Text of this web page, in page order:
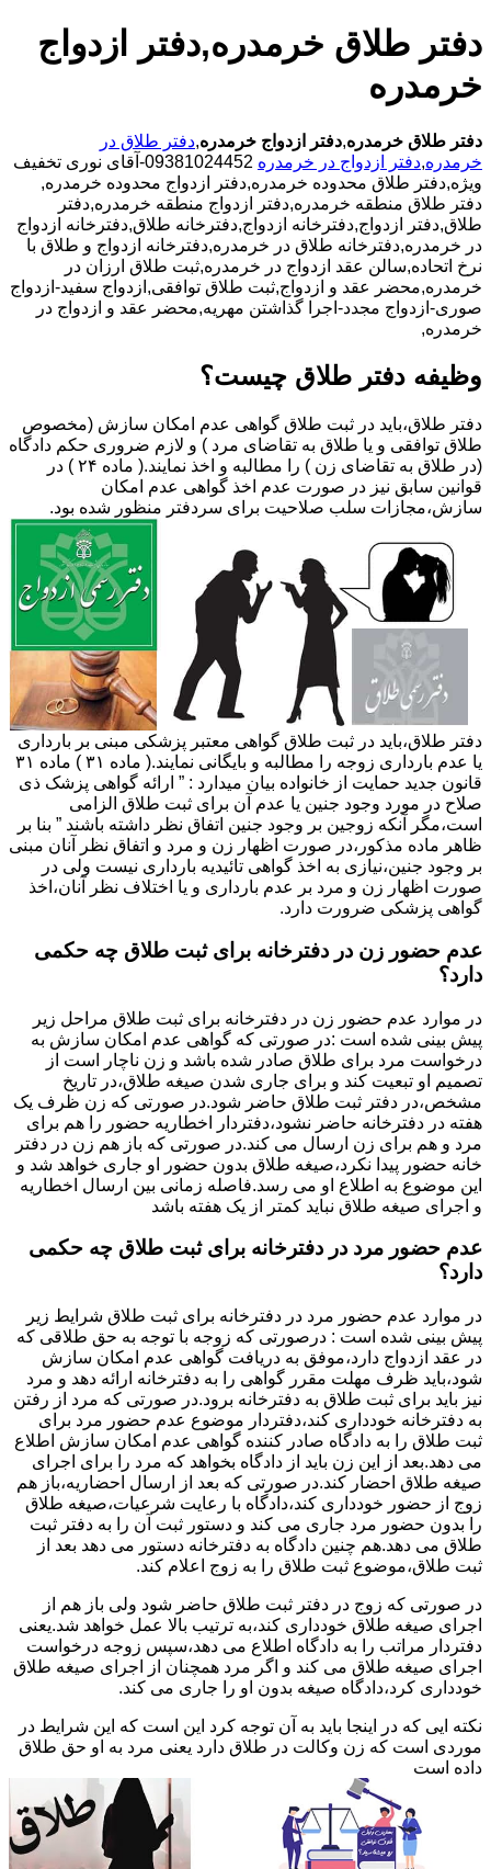
دفتر طلاق خرمدره,دفتر ازدواج
خرمدره
دفتر طلاق خرمدره,دفتر ازدواج خرمدره,دفتر طلاق در
خرمدره,دفتر ازدواج در خرمدره
09381024452-آقای نوری تخفیف
ویژه,دفتر طلاق محدوده خرمدره,دفتر ازدواج محدوده خرمدره,
دفتر طلاق منطقه خرمدره,دفتر ازدواج منطقه خرمدره,دفتر
طلاق,دفتر ازدواج,دفترخانه ازدواج,دفترخانه طلاق,دفترخانه ازدواج
در خرمدره,دفترخانه طلاق در خرمدره,دفترخانه ازدواج و طلاق با
نرخ اتحاده,سالن عقد ازدواج در خرمدره,ثبت طلاق ارزان در
خرمدره,محضر عقد و ازدواج,ثبت طلاق توافقی,ازدواج سفید-ازدواج
صوری-ازدواج مجدد-اجرا گذاشتن مهریه,محضر عقد و ازدواج در
خرمدره,
وظیفه دفتر طلاق چیست؟
دفتر طلاق،باید در ثبت طلاق گواهی عدم امکان سازش (مخصوص
طلاق توافقی و یا طلاق به تقاضای مرد ) و لازم ضروری حکم دادگاه
(در طلاق به تقاضای زن ) را مطالبه و اخذ نمایند.( ماده ۲۴ ) در
قوانین سابق نیز در صورت عدم اخذ گواهی عدم امکان
سازش،مجازات سلب صلاحیت برای سردفتر منظور شده بود.
دفتر طلاق،باید در ثبت طلاق گواهی معتبر پزشکی مبنی بر بارداری
یا عدم بارداری زوجه را مطالبه و بایگانی نمایند.( ماده ۳۱ ) ماده ۳۱
قانون جدید حمایت از خانواده بیان میدارد : ” ارائه گواهی پزشک ذی
صلاح در مورد وجود جنین یا عدم آن برای ثبت طلاق الزامی
است،مگر آنکه زوجین بر وجود جنین اتفاق نظر داشته باشند ” بنا بر
ظاهر ماده مذکور،در صورت اظهار زن و مرد و اتفاق نظر آنان مبنی
بر وجود جنین،نیازی به اخذ گواهی تائیدیه بارداری نیست ولی در
صورت اظهار زن و مرد بر عدم بارداری و یا اختلاف نظر آنان،اخذ
گواهی پزشکی ضرورت دارد.
عدم حضور زن در دفترخانه برای ثبت طلاق چه حکمی
دارد؟
در موارد عدم حضور زن در دفترخانه برای ثبت طلاق مراحل زیر
پیش بینی شده است :در صورتی که گواهی عدم امکان سازش به
درخواست مرد برای طلاق صادر شده باشد و زن ناچار است از
تصمیم او تبعیت کند و برای جاری شدن صیغه طلاق،در تاریخ
مشخص،در دفتر ثبت طلاق حاضر شود.در صورتی که زن ظرف یک
هفته در دفترخانه حاضر نشود،دفتردار اخطاریه حضور را هم برای
مرد و هم برای زن ارسال می کند.در صورتی که باز هم زن در دفتر
خانه حضور پیدا نکرد،صیغه طلاق بدون حضور او جاری خواهد شد و
این موضوع به اطلاع او می رسد.فاصله زمانی بین ارسال اخطاریه
و اجرای صیغه طلاق نباید کمتر از یک هفته باشد
عدم حضور مرد در دفترخانه برای ثبت طلاق چه حکمی
دارد؟
در موارد عدم حضور مرد در دفترخانه برای ثبت طلاق شرایط زیر
پیش بینی شده است : درصورتی که زوجه با توجه به حق طلاقی که
در عقد ازدواج دارد،موفق به دریافت گواهی عدم امکان سازش
شود،باید ظرف مهلت مقرر گواهی را به دفترخانه ارائه دهد و مرد
نیز باید برای ثبت طلاق به دفترخانه برود.در صورتی که مرد از رفتن
به دفترخانه خودداری کند،دفتردار موضوع عدم حضور مرد برای
ثبت طلاق را به دادگاه صادر کننده گواهی عدم امکان سازش اطلاع
می دهد.بعد از این زن باید از دادگاه بخواهد که مرد را برای اجرای
صیغه طلاق احضار کند.در صورتی که بعد از ارسال احضاریه،باز هم
زوج از حضور خودداری کند،دادگاه با رعایت شرعیات،صیغه طلاق
را بدون حضور مرد جاری می کند و دستور ثبت آن را به دفتر ثبت
طلاق می دهد.هم چنین دادگاه به دفترخانه دستور می دهد بعد از
ثبت طلاق،موضوع ثبت طلاق را به زوج اعلام کند.
در صورتی که زوج در دفتر ثبت طلاق حاضر شود ولی باز هم از
اجرای صیغه طلاق خودداری کند،به ترتیب بالا عمل خواهد شد.یعنی
دفتردار مراتب را به دادگاه اطلاع می دهد،سپس زوجه درخواست
اجرای صیغه طلاق می کند و اگر مرد همچنان از اجرای صیغه طلاق
خودداری کرد،دادگاه صیغه بدون او را جاری می کند.
نکته ایی که در اینجا باید به آن توجه کرد این است که این شرایط در
موردی است که زن وکالت در طلاق دارد یعنی مرد به او حق طلاق
داده است